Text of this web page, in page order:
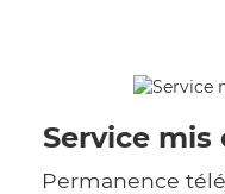
Service mis
Permanence